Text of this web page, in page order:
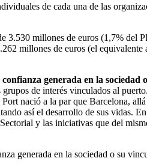
de cada una de las
3.530 millones de euros (1,7% del
millones de euros (el
generada en la sociedad
de interés vinculados al
nació a la par que Barcelona,
así el desarrollo de sus vidas.
y las iniciativas que del
generada en la sociedad o su